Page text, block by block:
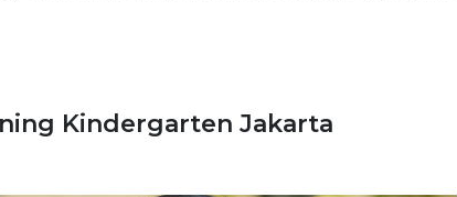
Kindergarten Jakarta